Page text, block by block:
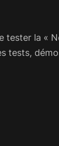
tester la «
tests,